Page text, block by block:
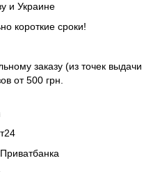
и Украине
короткие сроки!
заказу (из точек выдачи
от 500 грн.